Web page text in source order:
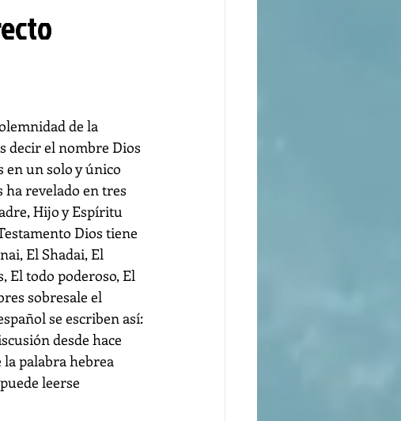
de la
decir el nombre Dios
en un solo y único
ha revelado en tres
Hijo y Espíritu
Dios tiene
El Shadai, El
El todo poderoso, El
sobresale el
se escriben así:
desde hace
palabra hebrea
leerse